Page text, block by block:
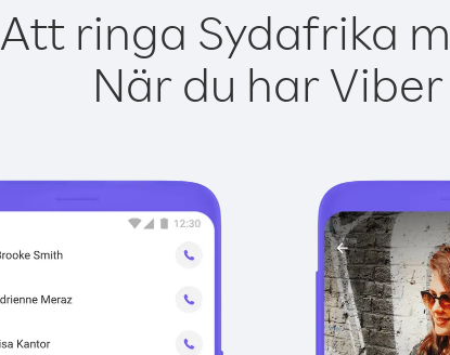
Att ringa Sydafrika
När du har